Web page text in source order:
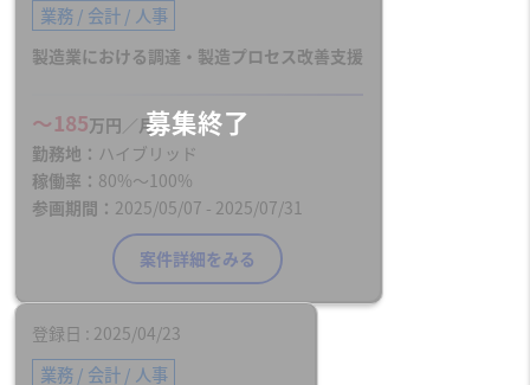
業務 / 会計 / 人事
製造業における調達・製造プロセス改善支援
〜185万円／月
勤務地
ハイブリッド
稼働率
80%〜100%
参画期間
2025/05/07 - 2025/07/31
案件詳細をみる
登録日 2025/04/23
業務 / 会計 / 人事